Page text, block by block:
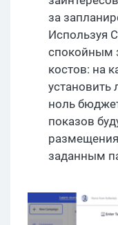
за
Используя
спокойным
костов: на
установить
ноль
показов
заданным